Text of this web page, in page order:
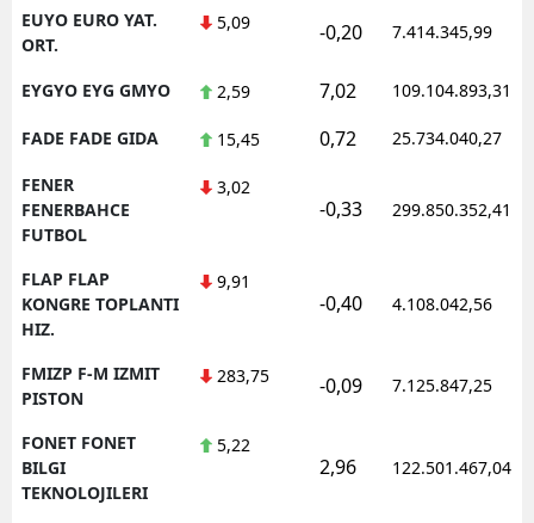
EUYO EURO YAT.
ORT.
5,09 -0,20 7.414.345,99
EYGYO EYG GMYO 2,59 7,02 109.104.893,31
FADE FADE GIDA 15,45 0,72 25.734.040,27
FENER
FENERBAHCE
FUTBOL
3,02
-0,33 299.850.352,41
FLAP FLAP
KONGRE TOPLANTI
HIZ.
9,91
-0,40 4.108.042,56
FMIZP F-M IZMIT
PISTON
283,75 -0,09 7.125.847,25
FONET FONET
BILGI
TEKNOLOJILERI
5,22
2,96 122.501.467,04